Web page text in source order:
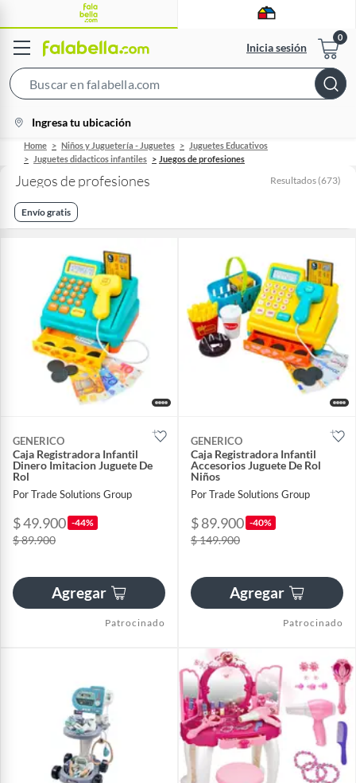
Inicia sesión
Bar
location-
icon
Ingresa tu ubicación
Home Niños y Juguetería - Juguetes
Juguetes Educativos
Juguetes didacticos infantiles
Juegos de profesiones
Juegos de profesiones Resultados (673)
Envío gratis
GENERICO
Caja Registradora Infantil
Dinero Imitacion Juguete De
Rol
Por Trade Solutions Group
$ 49.900 -44%
$ 89.900
Agregar
Patrocinado
GENERICO
Caja Registradora Infantil
Accesorios Juguete De Rol
Niños
Por Trade Solutions Group
$ 89.900 -40%
$ 149.900
Agregar
Patrocinado